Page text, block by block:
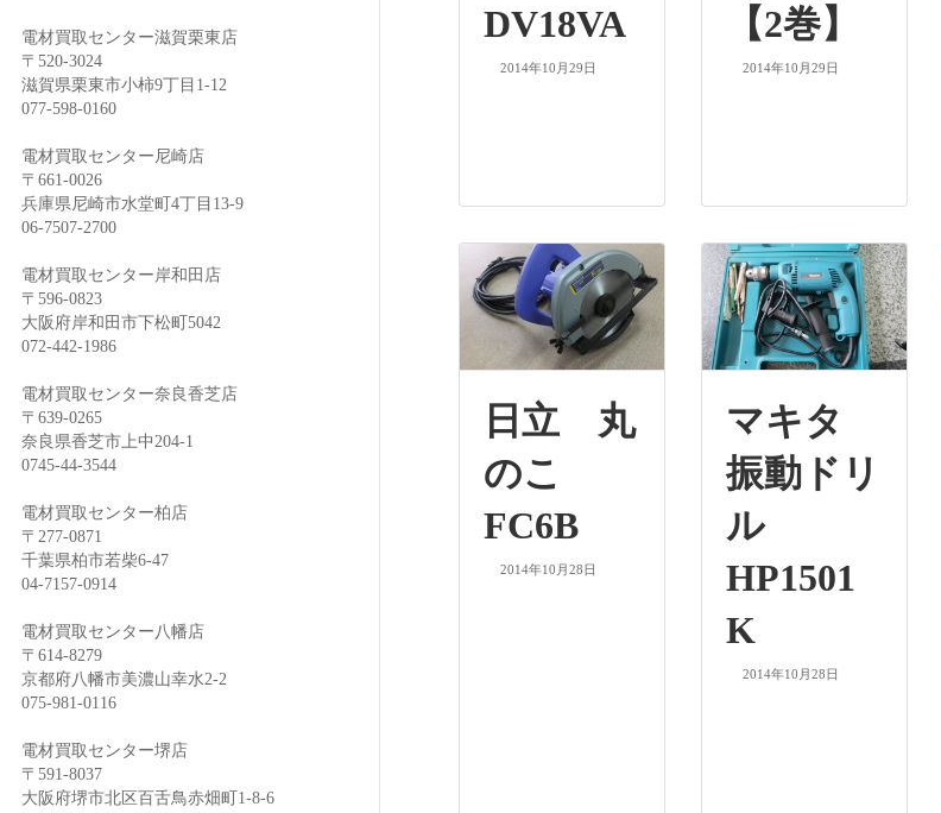
電材買取センター滋賀栗東店
〒520-3024
滋賀県栗東市小柿9丁目1-12
077-598-0160
電材買取センター尼崎店
〒661-0026
兵庫県尼崎市水堂町4丁目13-9
06-7507-2700
電材買取センター岸和田店
〒596-0823
大阪府岸和田市下松町5042
072-442-1986
電材買取センター奈良香芝店
〒639-0265
奈良県香芝市上中204-1
0745-44-3544
電材買取センター柏店
〒277-0871
千葉県柏市若柴6-47
04-7157-0914
電材買取センター八幡店
〒614-8279
京都府八幡市美濃山幸水2-2
075-981-0116
電材買取センター堺店
〒591-8037
大阪府堺市北区百舌鳥赤畑町1-8-6
DV18VA
2014年10月29日
【2巻】
2014年10月29日
日立 丸
のこ
FC6B
2014年10月28日
マキタ
振動ドリ
ル
HP1501
K
2014年10月28日